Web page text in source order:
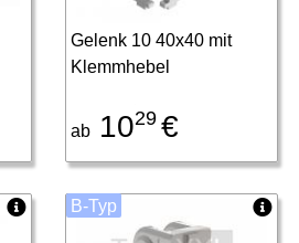
Gelenk 10 40x40 mit
Klemmhebel
ab1029 €
B-Typ